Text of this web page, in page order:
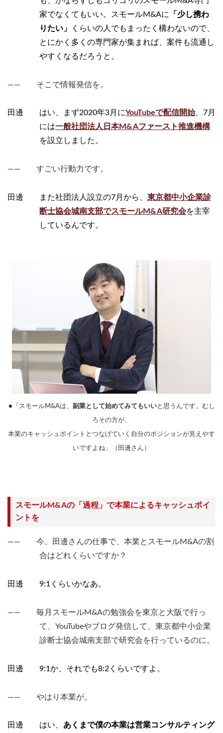
家でなくてもいい。スモールM&Aに
「少し携わ
りたい」
くらいの人でもまったく構わないので、
とにかく多くの専門家が集まれば、案件も流通し
やすくなるだろうと。
―― そこで情報発信を。
田邊 はい、まず2020年3月にYouTubeで配信開始、7月
には一般社団法人日本M&Aファースト推進機構
を設立しました。
―― すごい行動力です。
田邊 また社団法人設立の7月から、 東京都中小企業診
断士協会城南支部でスモールM&A研究会を主宰
しているんです。
●「スモールM&Aは、 副業として始めてみてもいいと思うんです。むし
ろその方が、
本業のキャッシュポイントとつなげていく自分のポジションが見えやす
いですよね」（田邊さん）
スモールM&Aの「過程」で本業によるキャッシュポイ
ントを
―― 今、田邊さんの仕事で、本業とスモールM&Aの割
合はどれくらいですか？
田邊 9:1くらいかなあ。
―― 毎月スモールM&Aの勉強会を東京と大阪で行っ
て、YouTubeやブログ発信して、東京都中小企業
診断士協会城南支部で研究会を行っているのに。
田邊 9:1か、それでも8:2くらいですよ。
―― やはり本業が。
田邊 はい、 あくまで僕の本業は営業コンサルティング